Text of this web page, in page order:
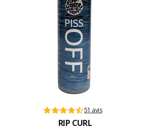
51 avis
RIP CURL